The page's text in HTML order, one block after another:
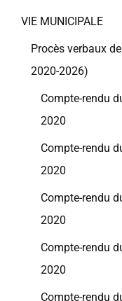
VIE MUNICIPALE
Procès verbaux
2020-2026)
Compte-rendu
2020
Compte-rendu
2020
Compte-rendu
2020
Compte-rendu
2020
Compte-rendu